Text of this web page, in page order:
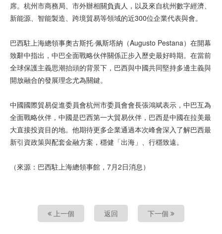
席。杭州市商務局、市外辦相關負責人，以及來自杭州數字經濟、
新能源、智能製造、跨境貿易等領域的近300位企業代表與會。
巴西駐上海總領事奧古斯托·佩斯塔納（Augusto Pestana）在開幕
致辭中指出，中巴全面戰略伙伴關係正步入歷史最好時期。在當前
全球保護主義思潮抬頭的背景下，巴西與中國共同堅持多邊主義與
開放融合的發展理念尤為關鍵。
中國國際貿易促進委員會杭州市委員會會長張鴻斌表示，中巴互為
全面戰略伙伴，中國是巴西第一大貿易伙伴，巴西是中國在拉美最
大直接投資目的地。他期待更多企業通過本次峰會深入了解巴西最
新引資政策與配套金融方案，穩健「出海」、行穩致遠。
（來源：巴西駐上海總領事館，7月2日消息）
上一個 返回 下一個